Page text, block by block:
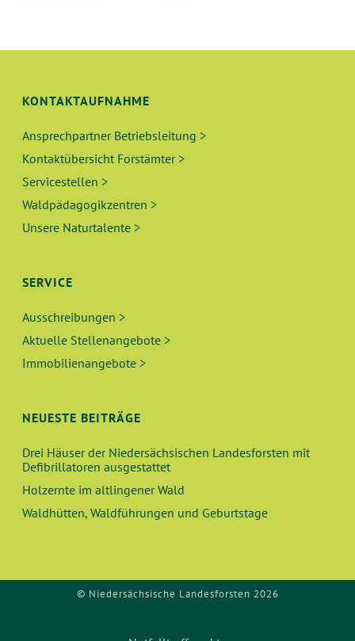
KONTAKTAUFNAHME
Ansprechpartner Betriebsleitung >
Kontaktübersicht Forstämter >
Servicestellen >
Waldpädagogikzentren >
Unsere Naturtalente >
SERVICE
Ausschreibungen >
Aktuelle Stellenangebote >
Immobilienangebote >
NEUESTE BEITRÄGE
Drei Häuser der Niedersächsischen Landesforsten mit
Defibrillatoren ausgestattet
Holzernte im altlingener Wald
Waldhütten, Waldführungen und Geburtstage
© Niedersächsische Landesforsten 2026